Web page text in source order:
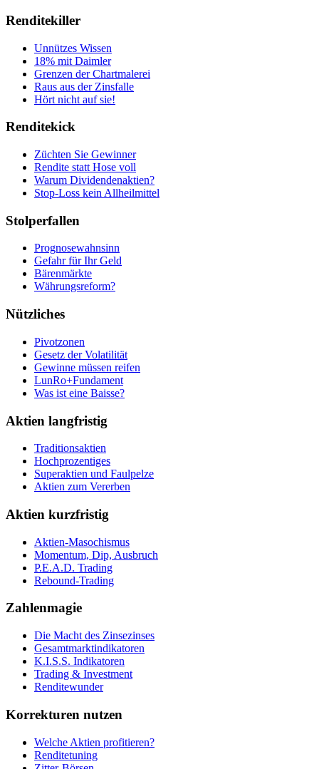
Renditekiller
Unnützes Wissen
18% mit Daimler
Grenzen der Chartmalerei
Raus aus der Zinsfalle
Hört nicht auf sie!
Renditekick
Züchten Sie Gewinner
Rendite statt Hose voll
Warum Dividendenaktien?
Stop-Loss kein Allheilmittel
Stolperfallen
Prognosewahnsinn
Gefahr für Ihr Geld
Bärenmärkte
Währungsreform?
Nützliches
Pivotzonen
Gesetz der Volatilität
Gewinne müssen reifen
LunRo+Fundament
Was ist eine Baisse?
Aktien langfristig
Traditionsaktien
Hochprozentiges
Superaktien und Faulpelze
Aktien zum Vererben
Aktien kurzfristig
Aktien-Masochismus
Momentum, Dip, Ausbruch
P.E.A.D. Trading
Rebound-Trading
Zahlenmagie
Die Macht des Zinsezinses
Gesamtmarktindikatoren
K.I.S.S. Indikatoren
Trading & Investment
Renditewunder
Korrekturen nutzen
Welche Aktien profitieren?
Renditetuning